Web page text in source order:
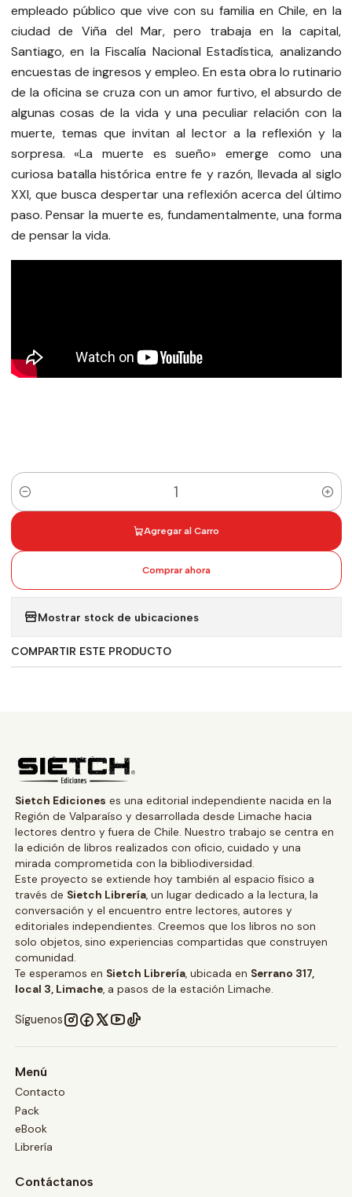
empleado público que vive con su familia en Chile, en la
ciudad de Viña del Mar, pero trabaja en la capital,
Santiago, en la Fiscalía Nacional Estadística, analizando
encuestas de ingresos y empleo. En esta obra lo rutinario
de la oficina se cruza con un amor furtivo, el absurdo de
algunas cosas de la vida y una peculiar relación con la
muerte, temas que invitan al lector a la reflexión y la
sorpresa. «La muerte es sueño» emerge como una
curiosa batalla histórica entre fe y razón, llevada al siglo
XXI, que busca despertar una reflexión acerca del último
paso. Pensar la muerte es, fundamentalmente, una forma
de pensar la vida.
Cantidad
Agregar al Carro
Comprar ahora
Mostrar stock de ubicaciones
COMPARTIR ESTE PRODUCTO
Sietch Ediciones es una editorial independiente nacida en la
Región de Valparaíso y desarrollada desde Limache hacia
lectores dentro y fuera de Chile. Nuestro trabajo se centra en
la edición de libros realizados con oficio, cuidado y una
mirada comprometida con la bibliodiversidad.
Este proyecto se extiende hoy también al espacio físico a
través de Sietch Librería, un lugar dedicado a la lectura, la
conversación y el encuentro entre lectores, autores y
editoriales independientes. Creemos que los libros no son
solo objetos, sino experiencias compartidas que construyen
comunidad.
Te esperamos en Sietch Librería, ubicada en Serrano 317,
local 3, Limache, a pasos de la estación Limache.
Síguenos
Menú
Contacto
Pack
eBook
Librería
Contáctanos